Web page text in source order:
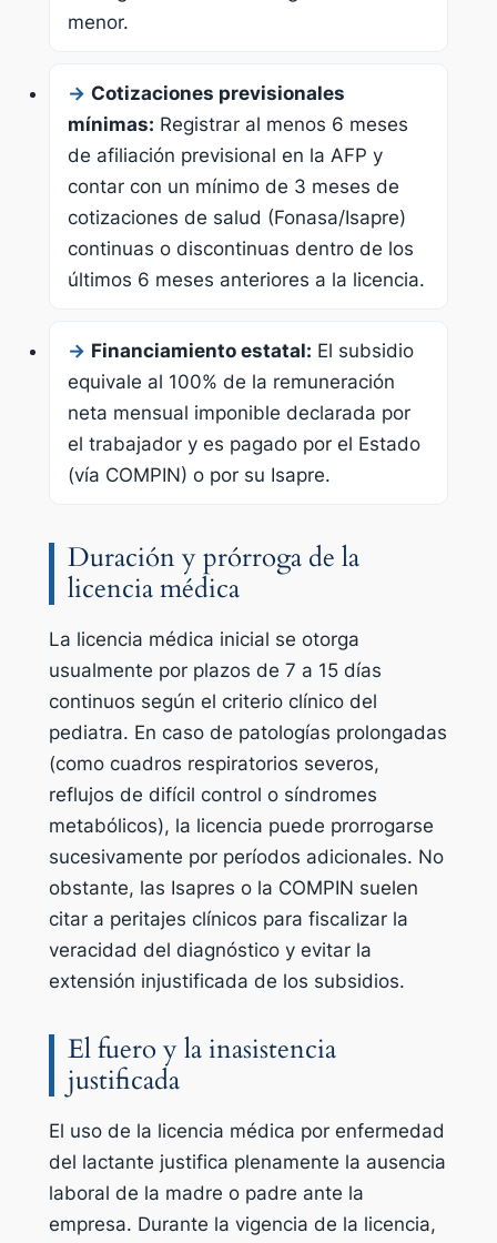
menor.
→ Cotizaciones previsionales
mínimas: Registrar al menos 6 meses
de afiliación previsional en la AFP y
contar con un mínimo de 3 meses de
cotizaciones de salud (Fonasa/Isapre)
continuas o discontinuas dentro de los
últimos 6 meses anteriores a la licencia.
→ Financiamiento estatal: El subsidio
equivale al 100% de la remuneración
neta mensual imponible declarada por
el trabajador y es pagado por el Estado
(vía COMPIN) o por su Isapre.
Duración y prórroga de la
licencia médica
La licencia médica inicial se otorga
usualmente por plazos de 7 a 15 días
continuos según el criterio clínico del
pediatra. En caso de patologías prolongadas
(como cuadros respiratorios severos,
reflujos de difícil control o síndromes
metabólicos), la licencia puede prorrogarse
sucesivamente por períodos adicionales. No
obstante, las Isapres o la COMPIN suelen
citar a peritajes clínicos para fiscalizar la
veracidad del diagnóstico y evitar la
extensión injustificada de los subsidios.
El fuero y la inasistencia
justificada
El uso de la licencia médica por enfermedad
del lactante justifica plenamente la ausencia
laboral de la madre o padre ante la
empresa. Durante la vigencia de la licencia,